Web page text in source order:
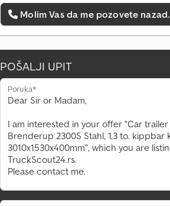
Molim Vas da me pozovete nazad.
POŠALJI UPIT
Poruka*